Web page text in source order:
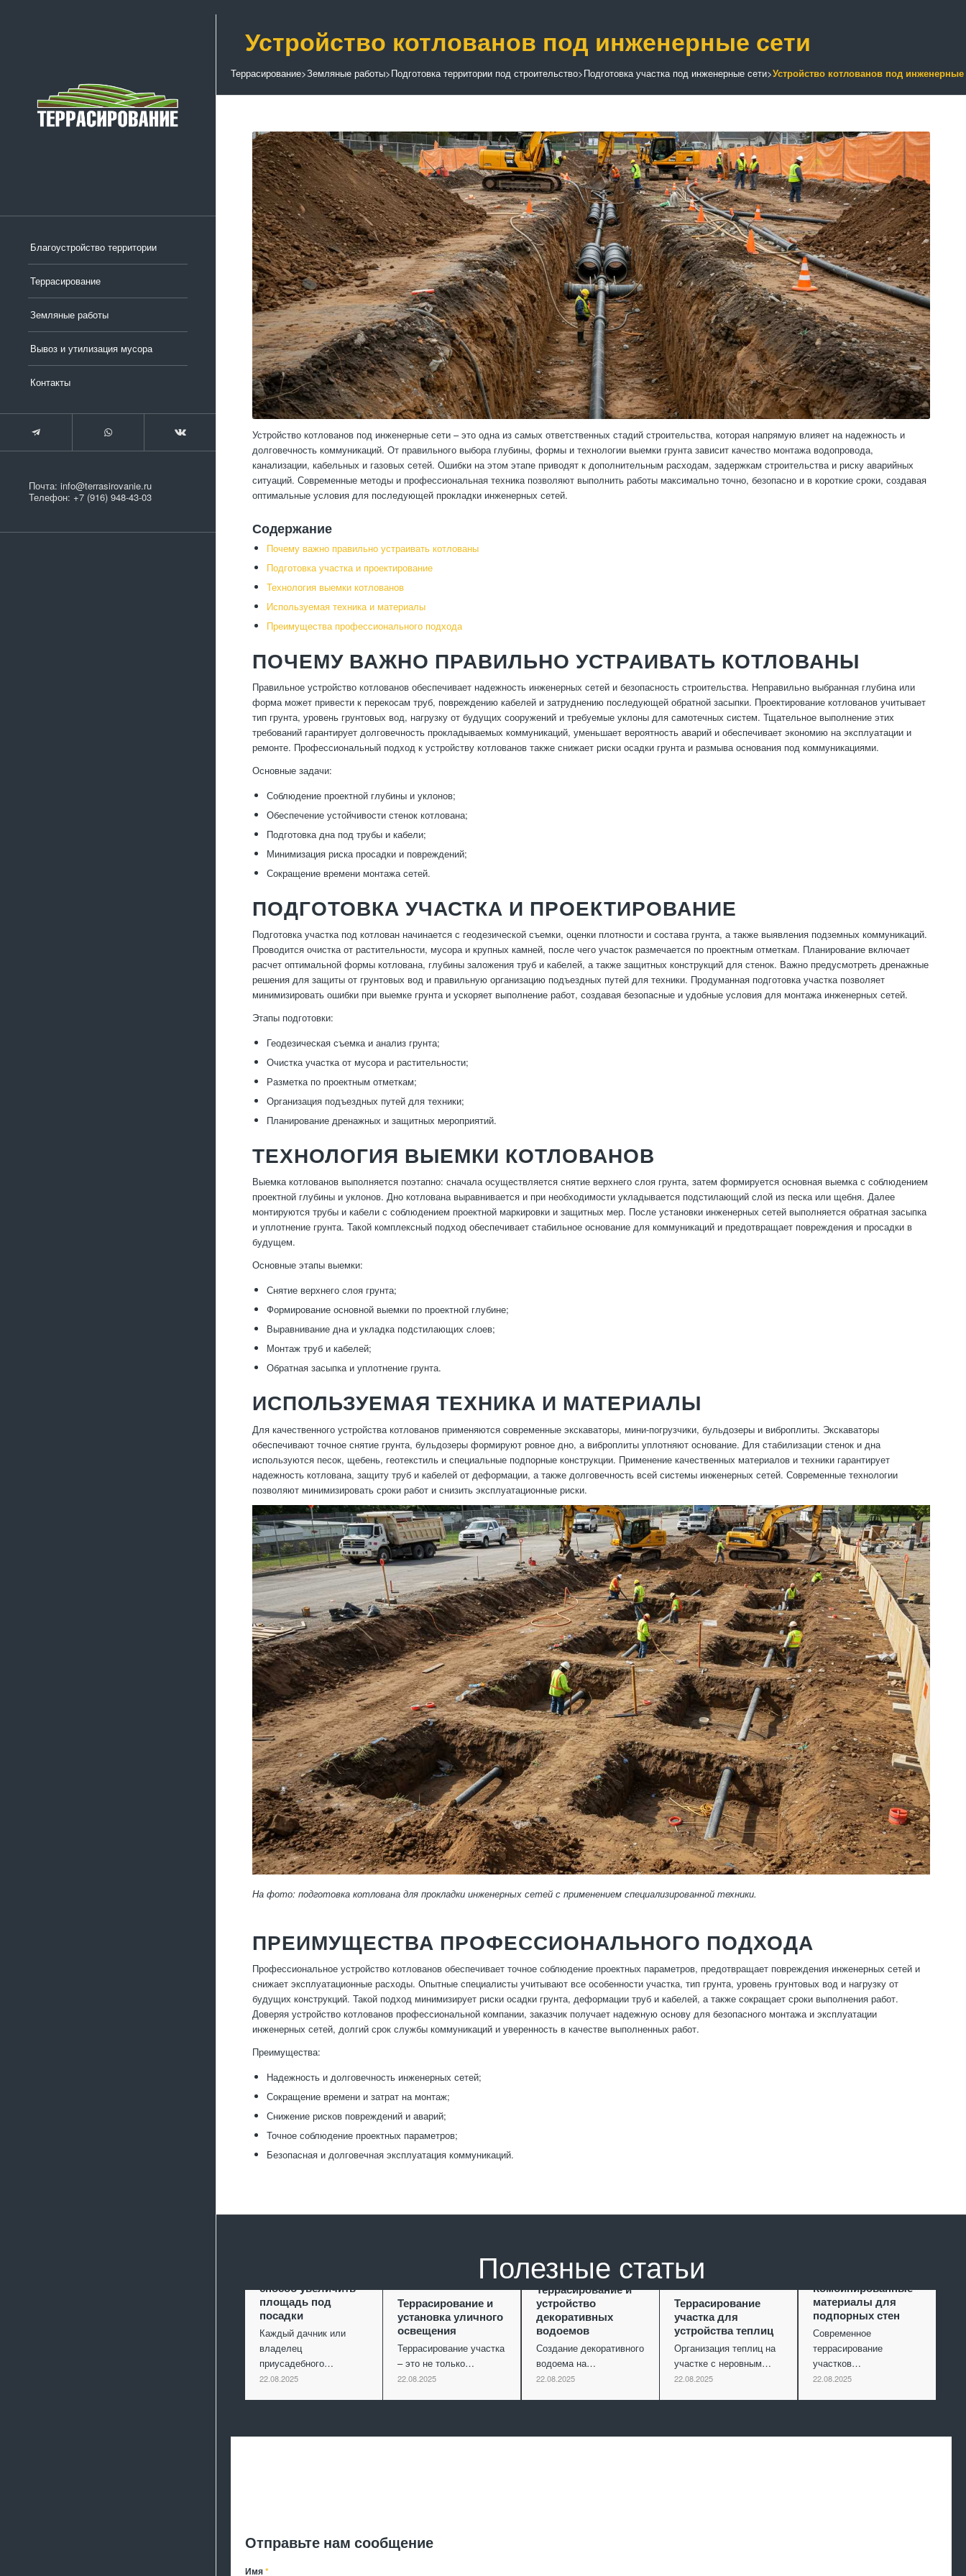
Благоустройство территории
Террасирование
Земляные работы
Вывоз и утилизация мусора
Контакты
Почта: info@terrasirovanie.ru
Телефон: +7 (916) 948-43-03
Устройство котлованов под инженерные сети
Террасирование>Земляные работы>Подготовка территории под строительство>Подготовка участка под инженерные сети>Устройство котлованов под инженерные
Устройство котлованов под инженерные сети – это одна из самых ответственных стадий строительства, которая напрямую влияет на надежность и
долговечность коммуникаций. От правильного выбора глубины, формы и технологии выемки грунта зависит качество монтажа водопровода,
канализации, кабельных и газовых сетей. Ошибки на этом этапе приводят к дополнительным расходам, задержкам строительства и риску аварийных
ситуаций. Современные методы и профессиональная техника позволяют выполнить работы максимально точно, безопасно и в короткие сроки, создавая
оптимальные условия для последующей прокладки инженерных сетей.
Содержание
Почему важно правильно устраивать котлованы
Подготовка участка и проектирование
Технология выемки котлованов
Используемая техника и материалы
Преимущества профессионального подхода
ПОЧЕМУ ВАЖНО ПРАВИЛЬНО УСТРАИВАТЬ КОТЛОВАНЫ
Правильное устройство котлованов обеспечивает надежность инженерных сетей и безопасность строительства. Неправильно выбранная глубина или
форма может привести к перекосам труб, повреждению кабелей и затруднению последующей обратной засыпки. Проектирование котлованов учитывает
тип грунта, уровень грунтовых вод, нагрузку от будущих сооружений и требуемые уклоны для самотечных систем. Тщательное выполнение этих
требований гарантирует долговечность прокладываемых коммуникаций, уменьшает вероятность аварий и обеспечивает экономию на эксплуатации и
ремонте. Профессиональный подход к устройству котлованов также снижает риски осадки грунта и размыва основания под коммуникациями.
Основные задачи:
Соблюдение проектной глубины и уклонов;
Обеспечение устойчивости стенок котлована;
Подготовка дна под трубы и кабели;
Минимизация риска просадки и повреждений;
Сокращение времени монтажа сетей.
ПОДГОТОВКА УЧАСТКА И ПРОЕКТИРОВАНИЕ
Подготовка участка под котлован начинается с геодезической съемки, оценки плотности и состава грунта, а также выявления подземных коммуникаций.
Проводится очистка от растительности, мусора и крупных камней, после чего участок размечается по проектным отметкам. Планирование включает
расчет оптимальной формы котлована, глубины заложения труб и кабелей, а также защитных конструкций для стенок. Важно предусмотреть дренажные
решения для защиты от грунтовых вод и правильную организацию подъездных путей для техники. Продуманная подготовка участка позволяет
минимизировать ошибки при выемке грунта и ускоряет выполнение работ, создавая безопасные и удобные условия для монтажа инженерных сетей.
Этапы подготовки:
Геодезическая съемка и анализ грунта;
Очистка участка от мусора и растительности;
Разметка по проектным отметкам;
Организация подъездных путей для техники;
Планирование дренажных и защитных мероприятий.
ТЕХНОЛОГИЯ ВЫЕМКИ КОТЛОВАНОВ
Выемка котлованов выполняется поэтапно: сначала осуществляется снятие верхнего слоя грунта, затем формируется основная выемка с соблюдением
проектной глубины и уклонов. Дно котлована выравнивается и при необходимости укладывается подстилающий слой из песка или щебня. Далее
монтируются трубы и кабели с соблюдением проектной маркировки и защитных мер. После установки инженерных сетей выполняется обратная засыпка
и уплотнение грунта. Такой комплексный подход обеспечивает стабильное основание для коммуникаций и предотвращает повреждения и просадки в
будущем.
Основные этапы выемки:
Снятие верхнего слоя грунта;
Формирование основной выемки по проектной глубине;
Выравнивание дна и укладка подстилающих слоев;
Монтаж труб и кабелей;
Обратная засыпка и уплотнение грунта.
ИСПОЛЬЗУЕМАЯ ТЕХНИКА И МАТЕРИАЛЫ
Для качественного устройства котлованов применяются современные экскаваторы, мини-погрузчики, бульдозеры и виброплиты. Экскаваторы
обеспечивают точное снятие грунта, бульдозеры формируют ровное дно, а виброплиты уплотняют основание. Для стабилизации стенок и дна
используются песок, щебень, геотекстиль и специальные подпорные конструкции. Применение качественных материалов и техники гарантирует
надежность котлована, защиту труб и кабелей от деформации, а также долговечность всей системы инженерных сетей. Современные технологии
позволяют минимизировать сроки работ и снизить эксплуатационные риски.
На фото: подготовка котлована для прокладки инженерных сетей с применением специализированной техники.
ПРЕИМУЩЕСТВА ПРОФЕССИОНАЛЬНОГО ПОДХОДА
Профессиональное устройство котлованов обеспечивает точное соблюдение проектных параметров, предотвращает повреждения инженерных сетей и
снижает эксплуатационные расходы. Опытные специалисты учитывают все особенности участка, тип грунта, уровень грунтовых вод и нагрузку от
будущих конструкций. Такой подход минимизирует риски осадки грунта, деформации труб и кабелей, а также сокращает сроки выполнения работ.
Доверяя устройство котлованов профессиональной компании, заказчик получает надежную основу для безопасного монтажа и эксплуатации
инженерных сетей, долгий срок службы коммуникаций и уверенность в качестве выполненных работ.
Преимущества:
Надежность и долговечность инженерных сетей;
Сокращение времени и затрат на монтаж;
Снижение рисков повреждений и аварий;
Точное соблюдение проектных параметров;
Безопасная и долговечная эксплуатация коммуникаций.
Полезные статьи
способ увеличить
площадь под
посадки
Каждый дачник или
владелец
приусадебного…
22.08.2025
Террасирование и
установка уличного
освещения
Террасирование участка
– это не только…
22.08.2025
Террасирование и
устройство
декоративных
водоемов
Создание декоративного
водоема на…
22.08.2025
Террасирование
участка для
устройства теплиц
Организация теплиц на
участке с неровным…
22.08.2025
Комбинированные
материалы для
подпорных стен
Современное
террасирование
участков…
22.08.2025
Отправьте нам сообщение
Имя*